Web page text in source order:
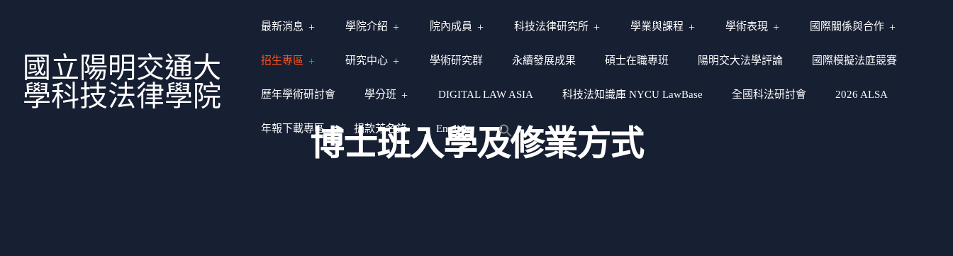
國立陽明交通大
學科技法律學院
最新消息 學院介紹 院內成員 科技法律研究所 學業與課程 學術表現 國際關係與合作
招生專區 研究中心 學術研究群 永續發展成果 碩士在職專班 陽明交大法學評論 國際模擬法庭競賽
歷年學術研討會 學分班 DIGITAL LAW ASIA 科技法知識庫 NYCU LawBase 全國科法研討會 2026 ALSA
年報下載專區 捐款芳名錄 English
博士班入學及修業方式